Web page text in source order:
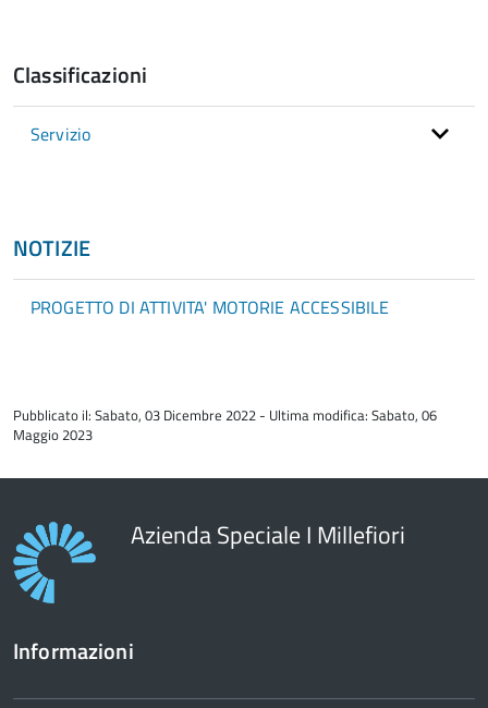
Classificazioni
Servizio
NOTIZIE
PROGETTO DI ATTIVITA' MOTORIE ACCESSIBILE
del
contenuto
Pubblicato il: Sabato, 03 Dicembre 2022 - Ultima modifica: Sabato, 06
Maggio 2023
Azienda Speciale I Millefiori
Informazioni